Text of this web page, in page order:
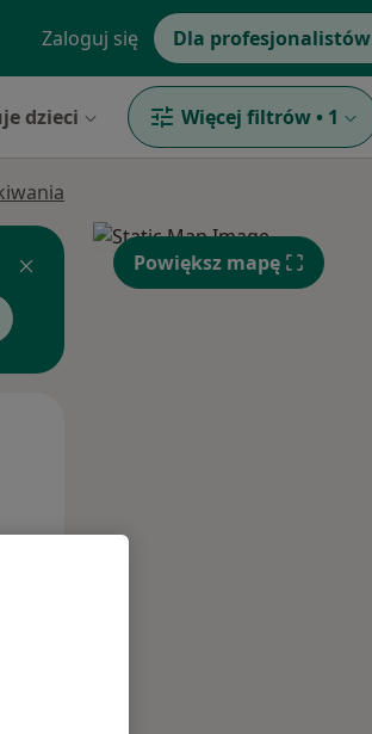
Zaloguj się Dla profesjonalistów
dzieci Więcej filtrów • 1
Powiększ mapę